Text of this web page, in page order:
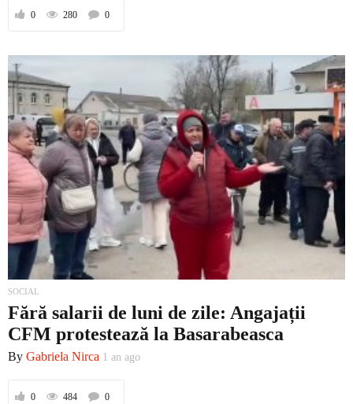
Economic
Contact
0 280 0
SOCIAL
Fără salarii de luni de zile: Angajații
CFM protestează la Basarabeasca
By Gabriela Nirca 1 an ago
0 484 0